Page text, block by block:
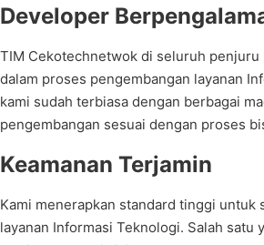
Developer
TIM Cekotechnetwok di seluruh penjuru
dalam proses pengembangan layanan
kami sudah terbiasa dengan berbagai
pengembangan sesuai dengan proses
Keamanan Terjamin
Kami menerapkan standard tinggi untuk
layanan Informasi Teknologi. Salah satu